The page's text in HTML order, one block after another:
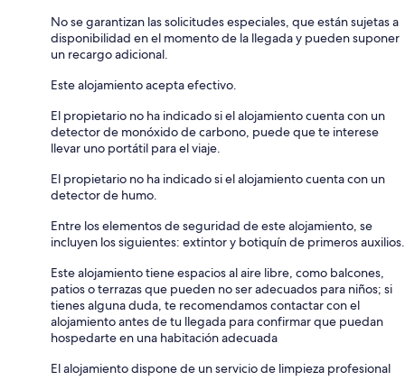
No se garantizan las solicitudes especiales, que están sujetas a
disponibilidad en el momento de la llegada y pueden suponer
un recargo adicional.
Este alojamiento acepta efectivo.
El propietario no ha indicado si el alojamiento cuenta con un
detector de monóxido de carbono, puede que te interese
llevar uno portátil para el viaje.
El propietario no ha indicado si el alojamiento cuenta con un
detector de humo.
Entre los elementos de seguridad de este alojamiento, se
incluyen los siguientes: extintor y botiquín de primeros auxilios.
Este alojamiento tiene espacios al aire libre, como balcones,
patios o terrazas que pueden no ser adecuados para niños; si
tienes alguna duda, te recomendamos contactar con el
alojamiento antes de tu llegada para confirmar que puedan
hospedarte en una habitación adecuada
El alojamiento dispone de un servicio de limpieza profesional